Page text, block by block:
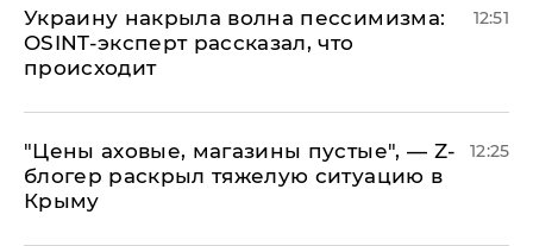
​Украину накрыла волна пессимизма:
OSINT-эксперт рассказал, что
происходит
12:51
​"Цены аховые, магазины пустые", — Z-
блогер раскрыл тяжелую ситуацию в
Крыму
12:25